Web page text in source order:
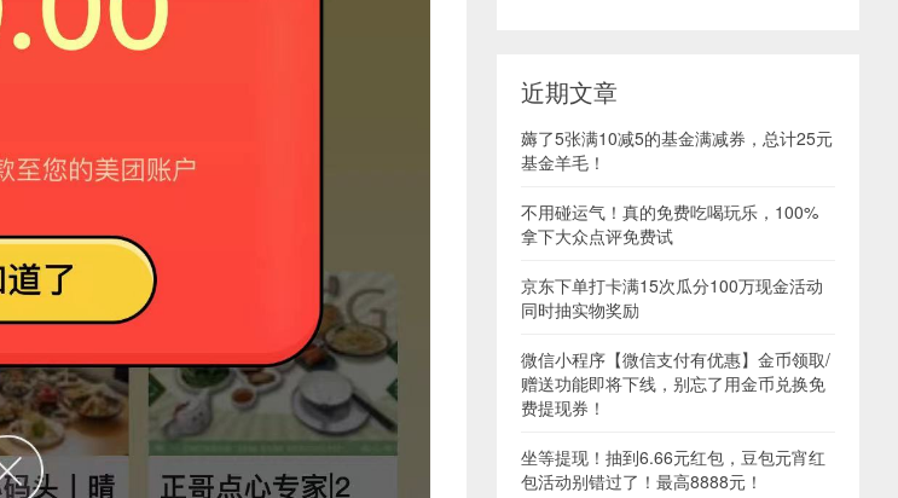
近期文章
薅了5张满10减5的基金满减券，总计25元
基金羊毛！
不用碰运气！真的免费吃喝玩乐，100%
拿下大众点评免费试
京东下单打卡满15次瓜分100万现金活动
同时抽实物奖励
微信小程序【微信支付有优惠】金币领取/
赠送功能即将下线，别忘了用金币兑换免
费提现券！
坐等提现！抽到6.66元红包，豆包元宵红
包活动别错过了！最高8888元！